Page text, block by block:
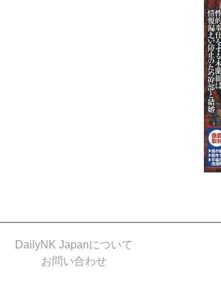
DailyNK Japanについて
お問い合わせ